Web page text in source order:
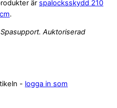
är spalocksskydd 210
.
Auktoriserad
- logga in som